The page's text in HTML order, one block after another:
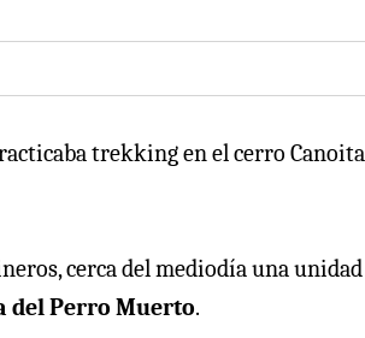
trekking en el cerro
cerca del mediodía una
del Perro Muerto.